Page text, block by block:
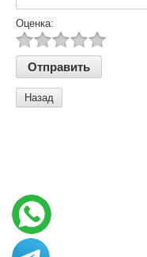
Оценка:
Назад